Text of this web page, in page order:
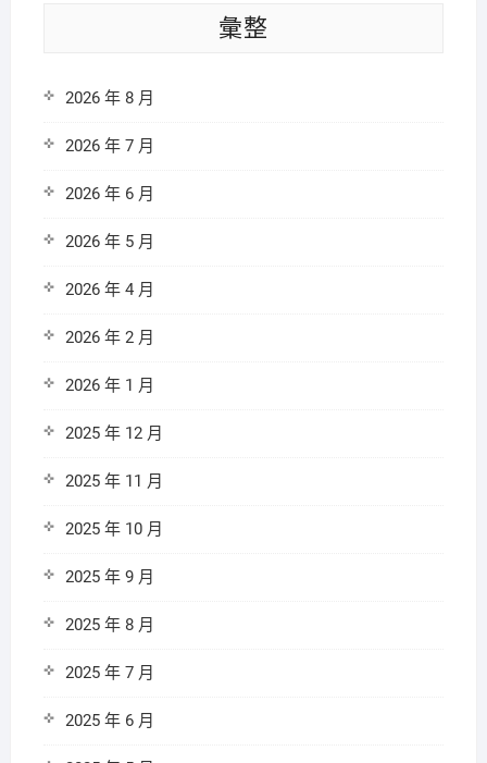
彙整
2026 年 8 月
2026 年 7 月
2026 年 6 月
2026 年 5 月
2026 年 4 月
2026 年 2 月
2026 年 1 月
2025 年 12 月
2025 年 11 月
2025 年 10 月
2025 年 9 月
2025 年 8 月
2025 年 7 月
2025 年 6 月